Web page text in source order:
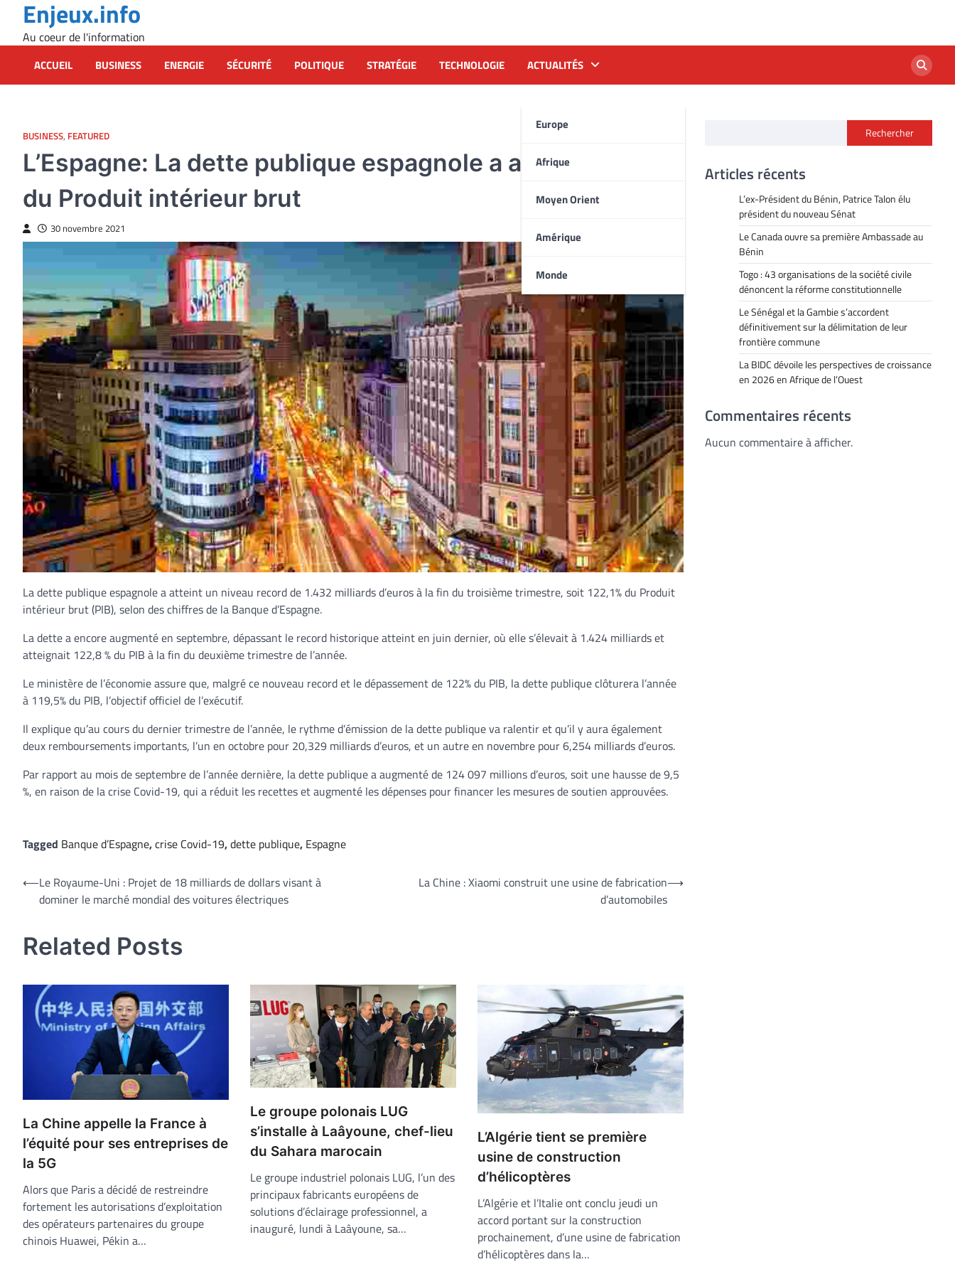
content
Enjeux.info
Au coeur de l'information
ACCUEIL BUSINESS ENERGIE SÉCURITÉ POLITIQUE STRATÉGIE TECHNOLOGIE ACTUALITÉS
Europe
Afrique
Moyen Orient
Amérique
Monde
BUSINESS, FEATURED
L’Espagne: La dette publique espagnole a atteint 122,1%
du Produit intérieur brut
30 novembre 2021
La dette publique espagnole a atteint un niveau record de 1.432 milliards d’euros à la fin du troisième trimestre, soit 122,1% du Produit
intérieur brut (PIB), selon des chiffres de la Banque d’Espagne.
La dette a encore augmenté en septembre, dépassant le record historique atteint en juin dernier, où elle s’élevait à 1.424 milliards et
atteignait 122,8 % du PIB à la fin du deuxième trimestre de l’année.
Le ministère de l’économie assure que, malgré ce nouveau record et le dépassement de 122% du PIB, la dette publique clôturera l’année
à 119,5% du PIB, l’objectif officiel de l’exécutif.
Il explique qu’au cours du dernier trimestre de l’année, le rythme d’émission de la dette publique va ralentir et qu’il y aura également
deux remboursements importants, l’un en octobre pour 20,329 milliards d’euros, et un autre en novembre pour 6,254 milliards d’euros.
Par rapport au mois de septembre de l’année dernière, la dette publique a augmenté de 124 097 millions d’euros, soit une hausse de 9,5
%, en raison de la crise Covid-19, qui a réduit les recettes et augmenté les dépenses pour financer les mesures de soutien approuvées.
Tagged Banque d’Espagne,crise Covid-19,dette publique, Espagne
Navigation
⟵Le Royaume-Uni : Projet de 18 milliards de dollars visant à
dominer le marché mondial des voitures électriques
La Chine : Xiaomi construit une usine de fabrication
d’automobiles
⟶
Related Posts
La Chine appelle la France à
l’équité pour ses entreprises de
la 5G
Alors que Paris a décidé de restreindre
fortement les autorisations d’exploitation
des opérateurs partenaires du groupe
chinois Huawei, Pékin a…
Le groupe polonais LUG
s’installe à Laâyoune, chef-lieu
du Sahara marocain
Le groupe industriel polonais LUG, l’un des
principaux fabricants européens de
solutions d’éclairage professionnel, a
inauguré, lundi à Laâyoune, sa…
L’Algérie tient se première
usine de construction
d’hélicoptères
L’Algérie et l’Italie ont conclu jeudi un
accord portant sur la construction
prochainement, d’une usine de fabrication
d’hélicoptères dans la…
Rechercher
Articles récents
L’ex-Président du Bénin, Patrice Talon élu
président du nouveau Sénat
Le Canada ouvre sa première Ambassade au
Bénin
Togo : 43 organisations de la société civile
dénoncent la réforme constitutionnelle
Le Sénégal et la Gambie s’accordent
définitivement sur la délimitation de leur
frontière commune
La BIDC dévoile les perspectives de croissance
en 2026 en Afrique de l’Ouest
Commentaires récents
Aucun commentaire à afficher.